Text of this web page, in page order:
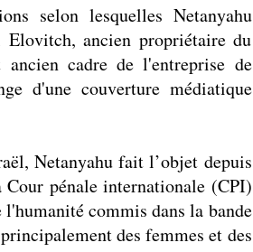
selon lesquelles Netanyahu
Elovitch, ancien propriétaire du
cadre de l'entreprise de
d'une couverture médiatique
Netanyahu fait l’objet depuis
Cour pénale internationale (CPI)
commis dans la bande
des femmes et des